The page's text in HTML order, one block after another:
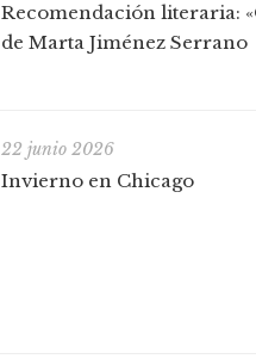
Recomendación literaria:
de Marta Jiménez Serrano
22 junio 2026
Invierno en Chicago